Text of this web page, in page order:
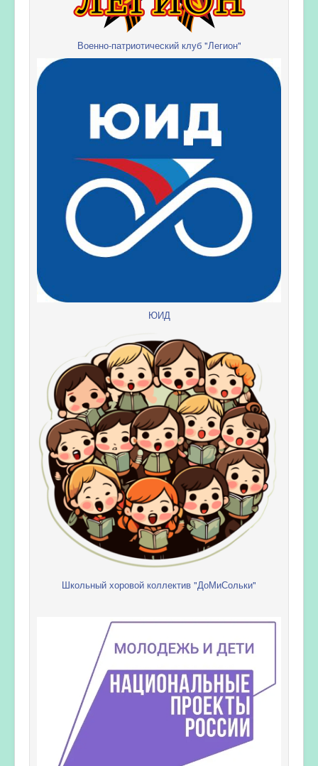
Военно-патриотический клуб "Легион"
ЮИД
Школьный хоровой коллектив "ДоМиСольки"